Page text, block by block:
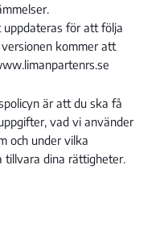
uppdateras för att följa
kommer att
är att du ska få
vad vi använder
och under vilka
dina rättigheter.